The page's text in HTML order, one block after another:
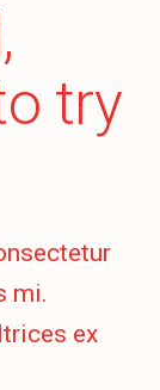
try
mi.
ex